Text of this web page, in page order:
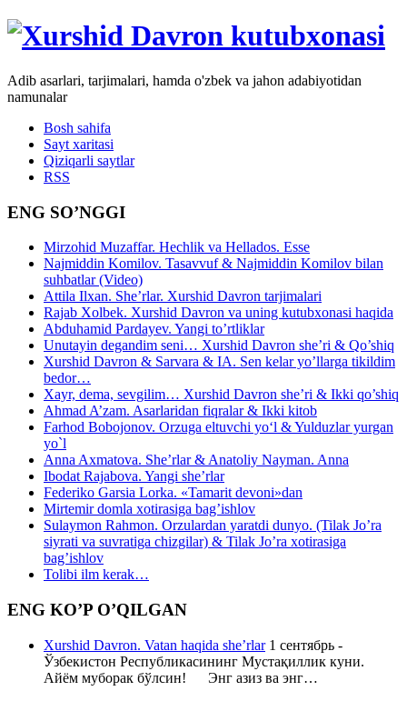
Adib asarlari, tarjimalari, hamda o'zbek va jahon adabiyotidan
namunalar
Bosh sahifa
Sayt xaritasi
Qiziqarli saytlar
RSS
ENG SO’NGGI
Mirzohid Muzaffar. Hechlik va Hellados. Esse
Najmiddin Komilov. Tasavvuf & Najmiddin Komilov bilan
suhbatlar (Video)
Attila Ilxan. She’rlar. Xurshid Davron tarjimalari
Rajab Xolbek. Xurshid Davron va uning kutubxonasi haqida
Abduhamid Pardayev. Yangi to’rtliklar
Unutayin degandim seni… Xurshid Davron she’ri & Qo’shiq
Xurshid Davron & Sarvara & IA. Sen kelar yo’llarga tikildim
bedor…
Xayr, dema, sevgilim… Xurshid Davron she’ri & Ikki qo’shiq
Ahmad A’zam. Asarlaridan fiqralar & Ikki kitob
Farhod Bobojonov. Orzuga eltuvchi yo‘l & Yulduzlar yurgan
yo`l
Anna Axmatova. She’rlar & Anatoliy Nayman. Anna
Ibodat Rajabova. Yangi she’rlar
Federiko Garsia Lorka. «Tamarit devoni»dan
Mirtemir domla xotirasiga bag’ishlov
Sulaymon Rahmon. Orzulardan yaratdi dunyo. (Tilak Jo’ra
siyrati va suvratiga chizgilar) & Tilak Jo’ra xotirasiga
bag’ishlov
Tolibi ilm kerak…
ENG KO’P O’QILGAN
Xurshid Davron. Vatan haqida she’rlar1 сентябрь -
Ўзбекистон Республикасининг Мустақиллик куни.
Айём муборак бўлсин! Энг азиз ва энг…